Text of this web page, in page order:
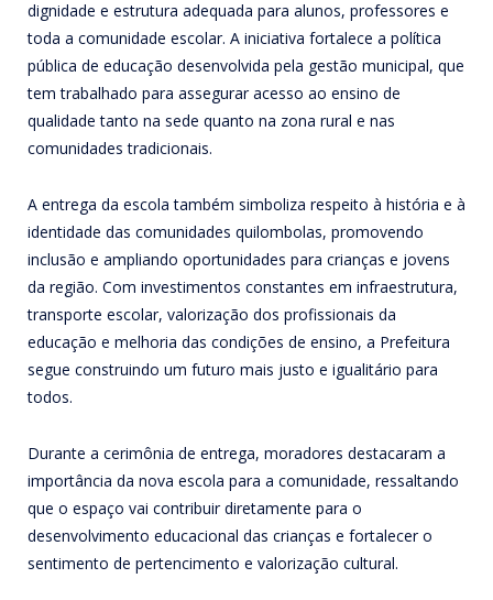
dignidade e estrutura adequada para alunos, professores e
toda a comunidade escolar. A iniciativa fortalece a política
pública de educação desenvolvida pela gestão municipal, que
tem trabalhado para assegurar acesso ao ensino de
qualidade tanto na sede quanto na zona rural e nas
comunidades tradicionais.
A entrega da escola também simboliza respeito à história e à
identidade das comunidades quilombolas, promovendo
inclusão e ampliando oportunidades para crianças e jovens
da região. Com investimentos constantes em infraestrutura,
transporte escolar, valorização dos profissionais da
educação e melhoria das condições de ensino, a Prefeitura
segue construindo um futuro mais justo e igualitário para
todos.
Durante a cerimônia de entrega, moradores destacaram a
importância da nova escola para a comunidade, ressaltando
que o espaço vai contribuir diretamente para o
desenvolvimento educacional das crianças e fortalecer o
sentimento de pertencimento e valorização cultural.